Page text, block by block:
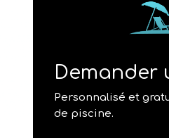
Demander
Personnalisé et
de piscine.